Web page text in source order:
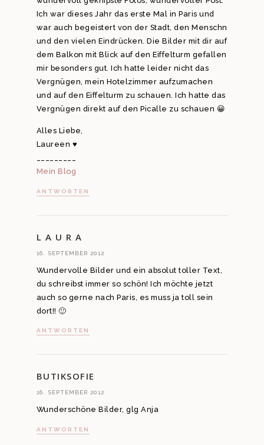
Ich war dieses Jahr das erste Mal in Paris und
war auch begeistert von der Stadt, den Menschn
und den vielen Eindrücken. Die Bilder mit dir auf
dem Balkon mit Blick auf den Eiffelturm gefallen
mir besonders gut. Ich hatte leider nicht das
Vergnügen, mein Hotelzimmer aufzumachen
und auf den Eiffelturm zu schauen. Ich hatte das
Vergnügen direkt auf den Picalle zu schauen 😀
Alles Liebe,
Laureen ♥
Mein Blog
ANTWORTEN
L A U R A
16. SEPTEMBER 2012
Wundervolle Bilder und ein absolut toller Text,
du schreibst immer so schön! Ich möchte jetzt
auch so gerne nach Paris, es muss ja toll sein
dort!! 🙂
ANTWORTEN
BUTIKSOFIE
16. SEPTEMBER 2012
Wunderschöne Bilder, glg Anja
ANTWORTEN